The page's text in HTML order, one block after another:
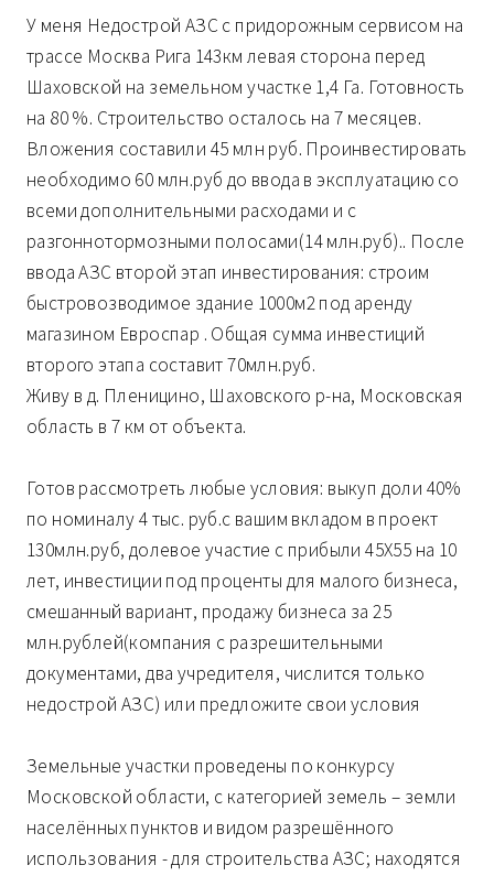
У меня Недострой АЗС с придорожным сервисом на
трассе Москва Рига 143км левая сторона перед
Шаховской на земельном участке 1,4 Га. Готовность
на 80 %. Строительство осталось на 7 месяцев.
Вложения составили 45 млн руб. Проинвестировать
необходимо 60 млн.руб до ввода в эксплуатацию со
всеми дополнительными расходами и с
разгоннотормозными полосами(14 млн.руб).. После
ввода АЗС второй этап инвестирования: строим
быстровозводимое здание 1000м2 под аренду
магазином Евроспар . Общая сумма инвестиций
второго этапа составит 70млн.руб.
Живу в д. Пленицино, Шаховского р-на, Московская
область в 7 км от объекта.
Готов рассмотреть любые условия: выкуп доли 40%
по номиналу 4 тыс. руб.с вашим вкладом в проект
130млн.руб, долевое участие с прибыли 45Х55 на 10
лет, инвестиции под проценты для малого бизнеса,
смешанный вариант, продажу бизнеса за 25
млн.рублей(компания с разрешительными
документами, два учредителя, числится только
недострой АЗС) или предложите свои условия
Земельные участки проведены по конкурсу
Московской области, с категорией земель – земли
населённых пунктов и видом разрешённого
использования - для строительства АЗС; находятся